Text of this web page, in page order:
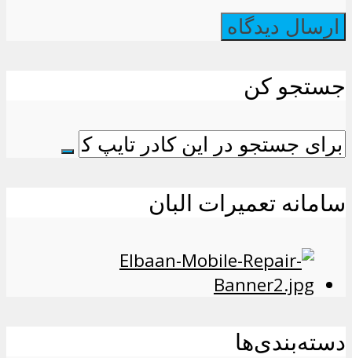
جستجو کن
سامانه تعمیرات البان
دسته‌بندی‌ها